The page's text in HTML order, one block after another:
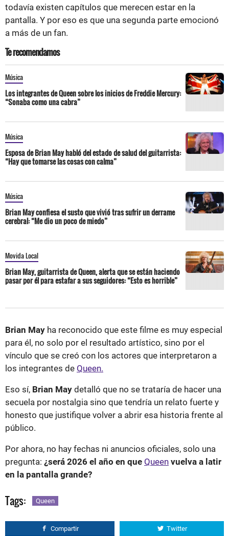
todavía existen capítulos que merecen estar en la
pantalla. Y por eso es que una segunda parte emocionó
a más de un fan.
Te recomendamos
Música
Los integrantes de Queen sobre los inicios de Freddie Mercury:
“Sonaba como una cabra”
Música
Esposa de Brian May habló del estado de salud del guitarrista:
“Hay que tomarse las cosas con calma”
Música
Brian May confiesa el susto que vivió tras sufrir un derrame
cerebral: “Me dio un poco de miedo”
Movida Local
Brian May, guitarrista de Queen, alerta que se están haciendo
pasar por él para estafar a sus seguidores: “Esto es horrible”
Brian May ha reconocido que este filme es muy especial
para él, no solo por el resultado artístico, sino por el
vínculo que se creó con los actores que interpretaron a
los integrantes de Queen.
Eso sí, Brian May detalló que no se trataría de hacer una
secuela por nostalgia sino que tendría un relato fuerte y
honesto que justifique volver a abrir esa historia frente al
público.
Por ahora, no hay fechas ni anuncios oficiales, solo una
pregunta: ¿será 2026 el año en que Queen vuelva a latir
en la pantalla grande?
Tags: Queen
Compartir Twitter